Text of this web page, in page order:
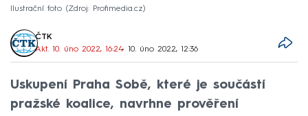
Ilustrační foto Zdroj: Profimedia.cz
ČTK
Akt. 10. úno 2022, 16:24• 10. úno 2022, 12:36
Uskupení Praha Sobě, které je součástí
pražské koalice, navrhne prověření